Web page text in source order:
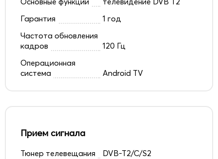
Гарантия
1 год
Частота обновления
кадров
120 Гц
Операционная
система
Android TV
Прием сигнала
Тюнер телевещания
DVB-T2/C/S2